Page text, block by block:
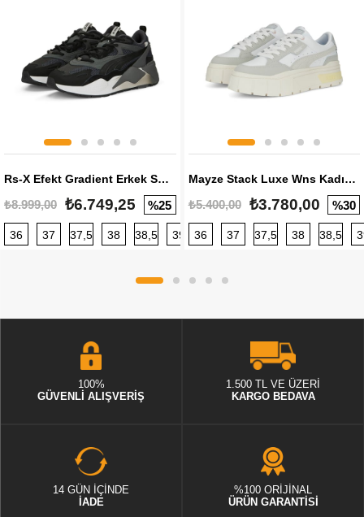
Rs-X Efekt Gradient Erkek Sneaker
₺8.999,00 ₺6.749,25 %25
36 37 37,5 38 38,5 39 40 40,5 41 42 42,5
Mayze Stack Luxe Wns Kadın Sneaker
₺5.400,00 ₺3.780,00 %30
36 37 37,5 38 38,5
100%
GÜVENLİ ALIŞVERİŞ
1.500 TL VE ÜZERİ
KARGO BEDAVA
14 GÜN İÇİNDE
İADE
%100 ORİJİNAL
ÜRÜN GARANTİSİ